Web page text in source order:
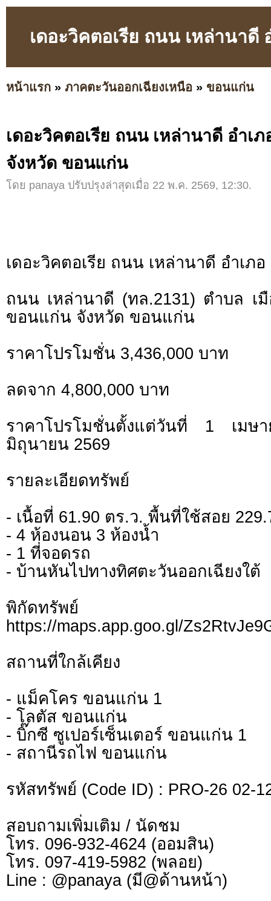
เดอะวิคตอเรีย ถนน เหล่านา
หน้าแรก » ภาคตะวันออกเฉียงเหนือ » ขอนแก่น
เดอะวิคตอเรีย ถนน เหล่านาดี อำเ
จังหวัด ขอนแก่น
โดย panaya ปรับปรุงล่าสุดเมื่อ 22 พ.ค. 2569, 12:30.
เดอะวิคตอเรีย ถนน เหล่านาดี อำเภ
ถนน เหล่านาดี (ทล.2131) ตำบล เมื
ขอนแก่น จังหวัด ขอนแก่น
ราคาโปรโมชั่น 3,436,000 บาท
ลดจาก 4,800,000 บาท
ราคาโปรโมชั่นตั้งแต่วันที่ 1 เม
มิถุนายน 2569
รายละเอียดทรัพย์
- เนื้อที่ 61.90 ตร.ว. พื้นที่ใช้สอย
- 4 ห้องนอน 3 ห้องน้ำ
- 1 ที่จอดรถ
- บ้านหันไปทางทิศตะวันออกเฉียงใต้
พิกัดทรั
https://maps.app.goo.gl/
สถานที่ใกล้เคียง
- แม็คโคร ขอนแก่น 1
- โลตัส ขอนแก่น
- บิ๊กซี ซูเปอร์เซ็นเตอร์ ขอนแก่น 1
- สถานีรถไฟ ขอนแก่น
รหัสทรัพย์ (Code ID) : PRO-26 02-
สอบถามเพิ่มเติม / นัดชม
โทร. 096-932-4624 (ออมสิน)
โทร. 097-419-5982 (พลอย)
Line : @panaya (มี@ด้านหน้า)